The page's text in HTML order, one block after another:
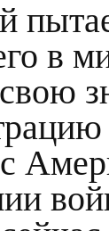
в